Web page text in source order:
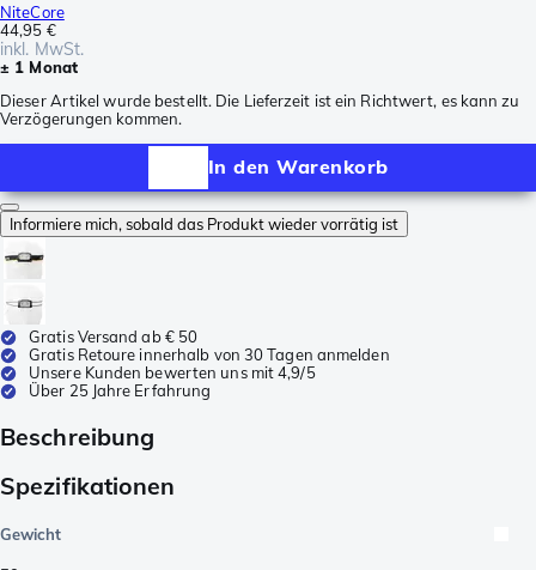
NiteCore
44,95 €
inkl. MwSt.
± 1 Monat
Dieser Artikel wurde bestellt. Die Lieferzeit ist ein Richtwert, es kann zu
Verzögerungen kommen.
In den Warenkorb
Informiere mich, sobald das Produkt wieder vorrätig ist
Gratis Versand ab € 50
Gratis Retoure innerhalb von 30 Tagen anmelden
Unsere Kunden bewerten uns mit 4,9/5
Über 25 Jahre Erfahrung
Beschreibung
Spezifikationen
Gewicht